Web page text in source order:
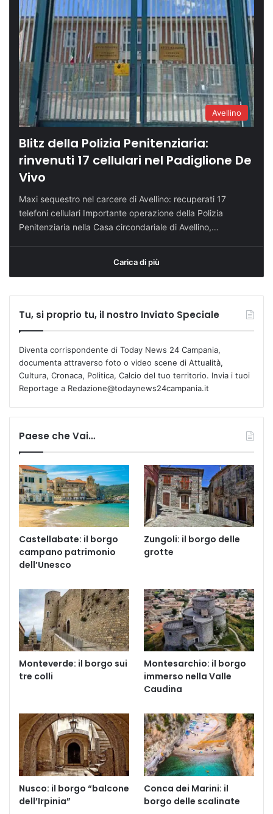
Avellino
Blitz della Polizia Penitenziaria:
rinvenuti 17 cellulari nel Padiglione De
Vivo
Maxi sequestro nel carcere di Avellino: recuperati 17
telefoni cellulari Importante operazione della Polizia
Penitenziaria nella Casa circondariale di Avellino,…
Carica di più
Tu, si proprio tu, il nostro Inviato Speciale
Diventa corrispondente di Today News 24 Campania,
documenta attraverso foto o video scene di Attualità,
Cultura, Cronaca, Politica, Calcio del tuo territorio. Invia i tuoi
Reportage a Redazione@todaynews24campania.it
Paese che Vai…
Castellabate: il borgo
campano patrimonio
dell’Unesco
Zungoli: il borgo delle
grotte
Monteverde: il borgo sui
tre colli
Montesarchio: il borgo
immerso nella Valle
Caudina
Nusco: il borgo “balcone
dell’Irpinia”
Conca dei Marini: il
borgo delle scalinate